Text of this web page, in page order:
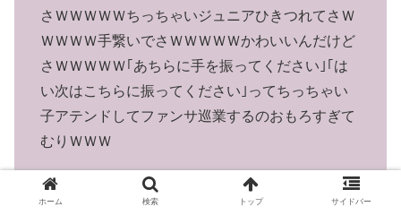
さＷＷＷＷＷちっちゃいジュニアひきつれてさＷ
ＷＷＷＷ手繋いでさＷＷＷＷＷかわいいんだけど
さＷＷＷＷＷ｢あちらに手を振ってください｣｢は
い次はこちらに振ってください｣ってちっちゃい
子アテンドしてファンサ巡業するのおもろすぎて
むりＷＷＷ
— そ🕊の (@Sonochaaaaaaaan)January 29,
ホーム 検索 トップ サイドバー